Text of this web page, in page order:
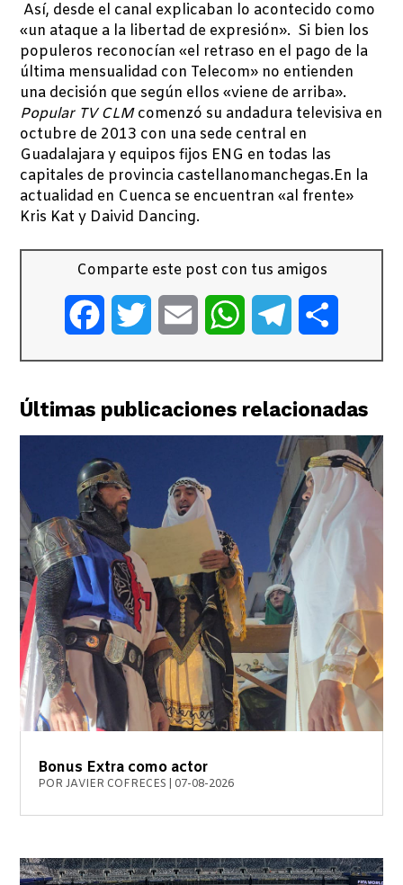
Así, desde el canal explicaban lo acontecido como
«un ataque a la libertad de expresión». Si bien los
populeros reconocían «el retraso en el pago de la
última mensualidad con Telecom» no entienden
una decisión que según ellos «viene de arriba».
Popular TV CLMcomenzó su andadura televisiva en
octubre de 2013 con una sede central en
Guadalajara y equipos fijos ENG en todas las
capitales de provincia castellanomanchegas.En la
actualidad en Cuenca se encuentran «al frente»
Kris Kat y Daivid Dancing.
Comparte este post con tus amigos
FacebookTwitter Email WhatsAppTelegram
Últimas publicaciones relacionadas
Bonus Extra como actor
PORJAVIER COFRECES 07-08-2026